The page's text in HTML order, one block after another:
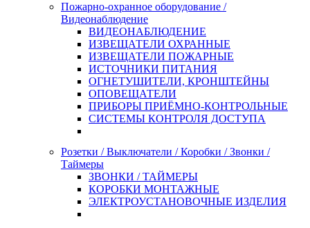
Пожарно-охранное оборудование /
Видеонаблюдение
ВИДЕОНАБЛЮДЕНИЕ
ИЗВЕЩАТЕЛИ ОХРАННЫЕ
ИЗВЕЩАТЕЛИ ПОЖАРНЫЕ
ИСТОЧНИКИ ПИТАНИЯ
ОГНЕТУШИТЕЛИ, КРОНШТЕЙНЫ
ОПОВЕЩАТЕЛИ
ПРИБОРЫ ПРИЁМНО-КОНТРОЛЬНЫЕ
СИСТЕМЫ КОНТРОЛЯ ДОСТУПА
Розетки / Выключатели / Коробки / Звонки /
Таймеры
ЗВОНКИ / ТАЙМЕРЫ
КОРОБКИ МОНТАЖНЫЕ
ЭЛЕКТРОУСТАНОВОЧНЫЕ ИЗДЕЛИЯ